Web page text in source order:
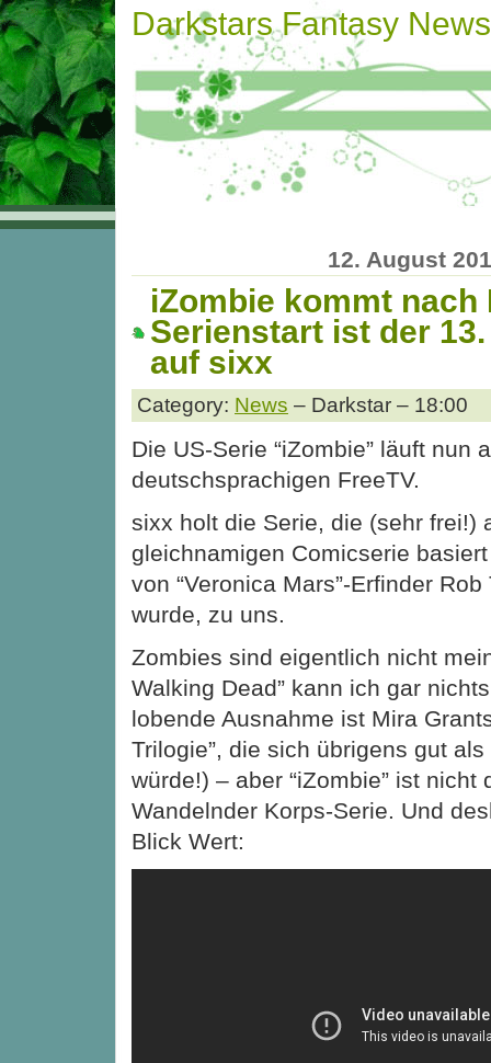
Darkstars Fantasy News
12. August
iZombie kommt nach
Serienstart ist der
auf sixx
Category: News – Darkstar – 18:00
Die US-Serie “iZombie” läuft nun
deutschsprachigen FreeTV.
sixx holt die Serie, die (sehr frei!)
gleichnamigen Comicserie
von “Veronica Mars”-Erfinder
wurde, zu uns.
Zombies sind eigentlich nicht
Walking Dead” kann ich gar
lobende Ausnahme ist Mira
Trilogie”, die sich übrigens gut
würde!) – aber “iZombie” ist nicht
Wandelnder Korps-Serie. Und
Blick Wert: